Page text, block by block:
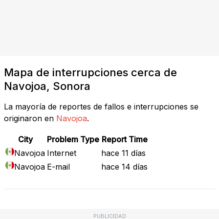
Mapa de interrupciones cerca de
Navojoa, Sonora
La mayoría de reportes de fallos e interrupciones se
originaron en Navojoa.
City Problem Type Report Time
Navojoa Internet
hace 11 días
Navojoa E-mail hace 14 días
PUBLICIDAD